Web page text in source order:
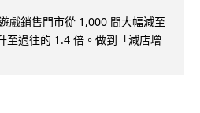
戲銷售門市從 1,000 間大幅減至
至過往的 1.4 倍。做到「減店增